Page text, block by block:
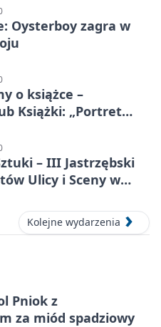
Oysterboy zagra w
o książce –
Książki: „Portret
– III Jastrzębski
Ulicy i Sceny w
Kolejne wydarzenia
Pniok z
za miód spadziowy